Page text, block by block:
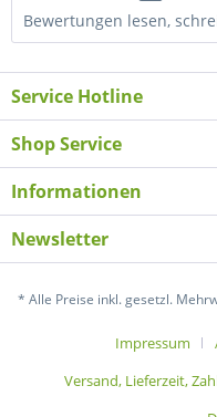
Bewertungen lesen,
Service Hotline
Shop Service
Informationen
Newsletter
* Alle Preise inkl. gesetzl.
Impressum
Versand, Lieferzeit,